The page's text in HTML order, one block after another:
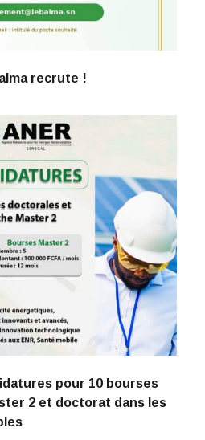
recrute !
pour 10 bourses
2 et doctorat dans les